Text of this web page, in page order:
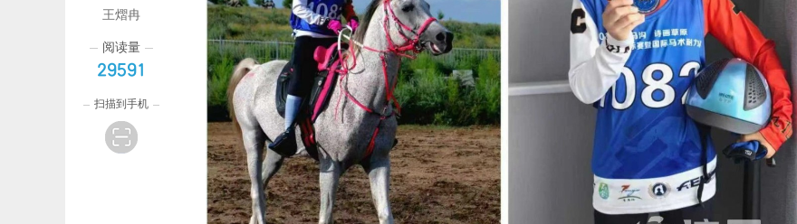
王熠冉
阅读量
29591
扫描到手机